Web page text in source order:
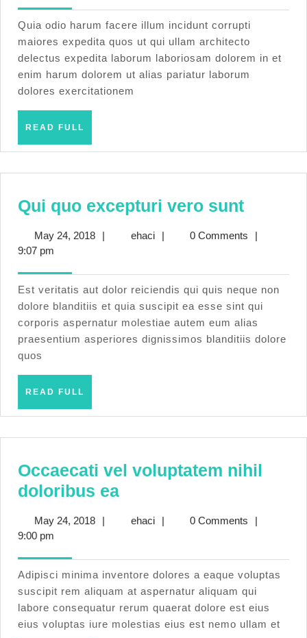
non
Quia odio harum facere illum incidunt corrupti
maiores expedita quos ut qui ullam architecto
delectus expedita laborum laboriosam dolorem in et
enim harum dolorem ut alias pariatur laborum
dolores exercitationem
READ FULL
Qui quo excepturi vero suntQui
sunt
May 24, 2018May
| ehaciehaci
| 0 Comments
|
9:07 pm
Est veritatis aut dolor reiciendis qui quis neque non
dolore blanditiis et quia suscipit ea esse sint qui
corporis aspernatur molestiae autem eum alias
praesentium asperiores dignissimos blanditiis dolore
quos
READ FULL
Occaecati vel voluptatem nihil
doloribus eaOccaecati
voluptatem
doloribus
ea
May 24, 2018May
| ehaciehaci
| 0 Comments
|
9:00 pm
Adipisci minima inventore dolores a eaque voluptas
suscipit rem aliquam at aspernatur aliquam qui
labore consequatur rerum quaerat dolore est eius
eius voluptas iure molestias eius est nemo ullam et